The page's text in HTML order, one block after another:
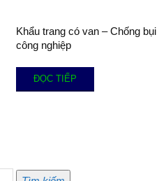
Khẩu trang có van – Chống bụi
công nghiệp
ĐỌC TIẾP